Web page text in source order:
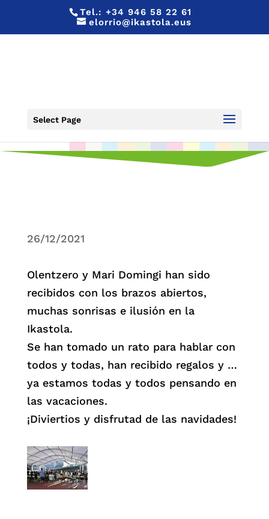
Tel.:+34 946 58 22 61
elorrio@ikastola.eus
Select Page
FELIZ NAVIDAD!
26/12/2021
Olentzero y Mari Domingi han sido
recibidos con los brazos abiertos,
muchas sonrisas e ilusión en la
Ikastola.
Se han tomado un rato para hablar con
todos y todas, han recibido regalos y …
ya estamos todas y todos pensando en
las vacaciones.
¡Diviertios y disfrutad de las navidades!